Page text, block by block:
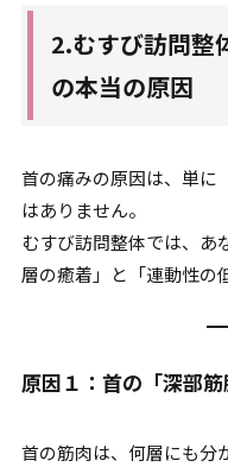
2.むすび訪問整
の本当の原因
首の痛みの原因は、単に
はありません。
むすび訪問整体では、あ
層の癒着」と「連動性の
原因１：首の「深部筋
首の筋肉は、何層にも分